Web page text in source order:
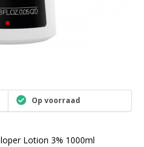
Op voorraad
Lotion 3% 1000ml